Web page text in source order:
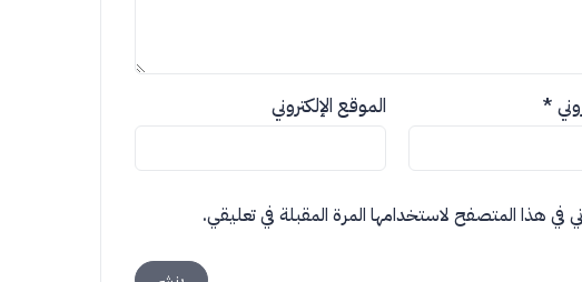
* الموقع الإلكتروني
في هذا المتصفح لاستخدامها المرة المقبلة في تعليقي.